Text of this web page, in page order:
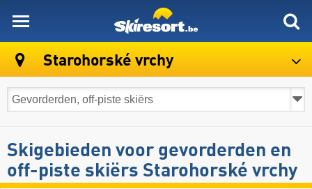
Starohorské vrchy
Skigebieden voor gevorderden en
off-piste skiërs Starohorské vrchy